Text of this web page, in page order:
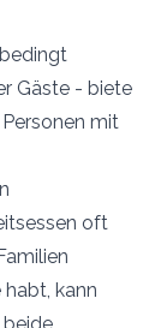
Gäste - biete
mit
oft
kann
beide